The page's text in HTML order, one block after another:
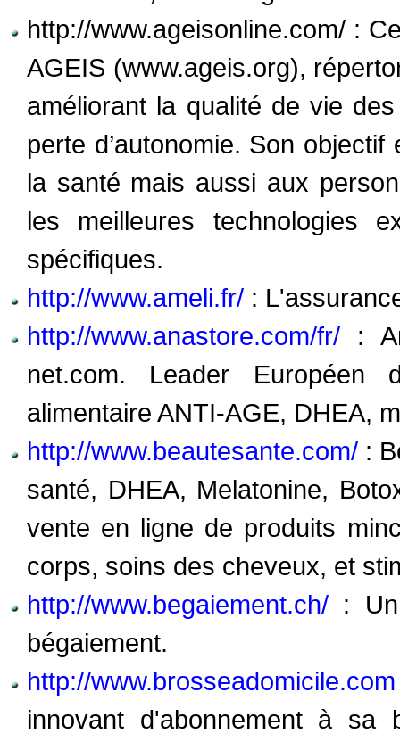
http://www.ageisonline.com/ :
AGEIS (www.ageis.org),
améliorant la qualité de vie
perte d’autonomie. Son
la santé mais aussi aux
les meilleures technologies
spécifiques.
http://www.ameli.fr/ :
http://www.anastore.com/fr/ :
net.com. Leader
alimentaire ANTI-AGE, DHEA,
http://www.beautesante.com/ :
santé, DHEA, Melatonine,
vente en ligne de produits
corps, soins des cheveux, et
http://www.begaiement.ch/ :
bégaiement.
http://www.brosseadomicile.com
innovant d'abonnement à